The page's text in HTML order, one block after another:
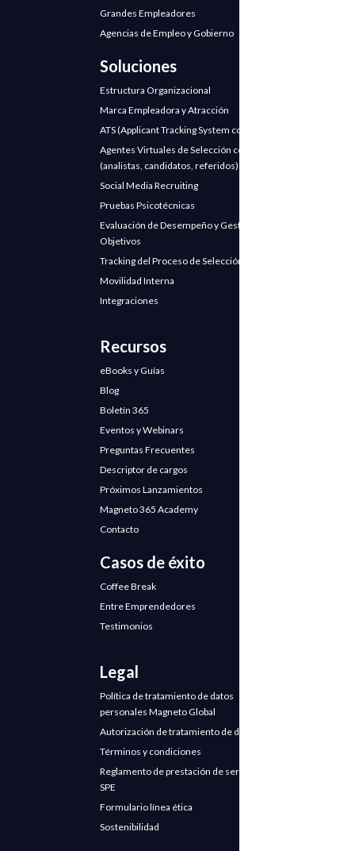
Grandes Empleadores
Agencias de Empleo y Gobierno
Soluciones
Estructura Organizacional
Marca Empleadora y Atracción
ATS (Applicant Tracking System con IA)
Agentes Virtuales de Selección con IA
(analistas, candidatos, referidos)
Social Media Recruiting
Pruebas Psicotécnicas
Evaluación de Desempeño y Gestión de
Objetivos
Tracking del Proceso de Selección
Movilidad Interna
Integraciones
Recursos
eBooks y Guías
Blog
Boletín 365
Eventos y Webinars
Preguntas Frecuentes
Descriptor de cargos
Próximos Lanzamientos
Magneto 365 Academy
Contacto
Casos de éxito
Coffee Break
Entre Emprendedores
Testimonios
Legal
Política de tratamiento de datos
personales Magneto Global
Autorización de tratamiento de datos
Términos y condiciones
Reglamento de prestación de servicios
SPE
Formulario línea ética
Sostenibilidad